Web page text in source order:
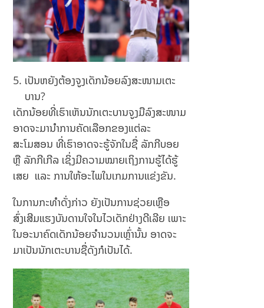
ເປັນຫຍັງຕ້ອງຈູງເດັກນ້ອຍລົງສະໜາມເຕະ
ບານ?
ເດັກນ້ອຍທີ່ເຮົາເຫັນນັກເຕະບານຈູງມືລົງສະໜາມ
ອາດຈະມານຳການຄັດເລືອກຂອງແຕ່ລະ
ສະໂມສອນ ທີ່ເຮົາອາດຈະຮູ້ຈັກໃນຊື່ ລັກກີບອຍ
ຫຼື ລັກກີເກີລ ເຊິ່ງມີຄວາມໝາຍເຖິງການຮູ້ໄດ້ຮູ້
ເສຍ ແລະ ການໃຫ້ອະໄພໃນເກມການແຂ່ງຂັນ.
ໃນການກະທຳດັ່ງກ່າວ ຍັງເປັນການຊ່ວຍເຫຼືອ
ສົ່ງເສີມແຮງບັນດານໃຈໃນໄວເດັກຢ່າງດີເລີຍ ເພາະ
ໃນອະນາຄົດເດັກນ້ອຍຈຳນວນເຫຼົ່ານັ້ນ ອາດຈະ
ມາເປັນນັກເຕະບານຊື່ດັງກໍເປັນໄດ້.